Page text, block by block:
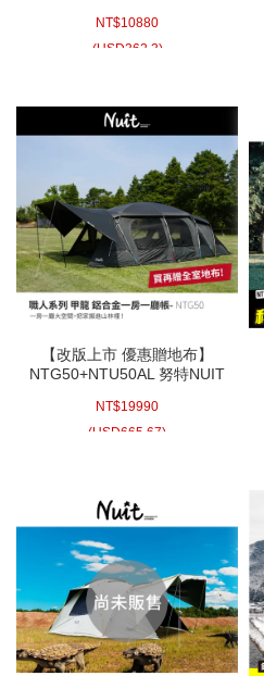
棚 家庭帳篷
NT$10880
(USD362.3)
【改版上市 優惠贈地布】
NTG50+NTU50AL 努特NUIT
房一廳帳 別墅帳蓬 隧道帳篷
耐水壓
NT$19990
(USD665.67)